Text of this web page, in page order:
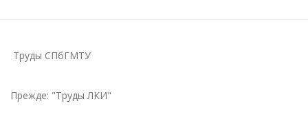
Труды СПбГМТУ
Прежде: "Труды ЛКИ"